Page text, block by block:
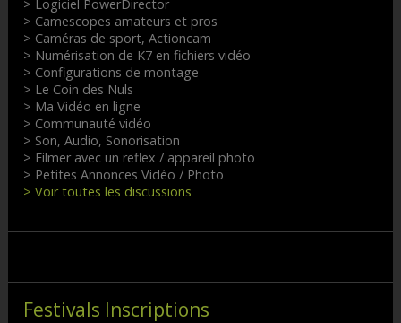
> Logiciel PowerDirector
> Camescopes amateurs et pros
> Caméras de sport, Actioncam
> Numérisation de K7 en fichiers vidéo
> Configurations de montage
> Le Coin des Nuls
> Ma Vidéo en ligne
> Communauté vidéo
> Son, Audio, Sonorisation
> Filmer avec un reflex / appareil photo
> Petites Annonces Vidéo / Photo
> Voir toutes les discussions
Festivals Inscriptions